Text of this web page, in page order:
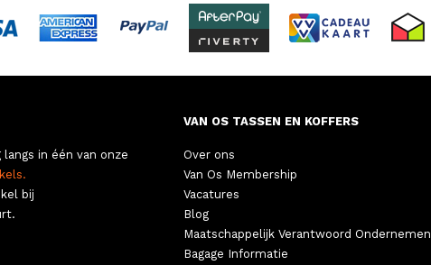
langs in één van onze
bij
VAN OS TASSEN EN KOFFERS
Over ons
Van Os Membership
Vacatures
Blog
Maatschappelijk Verantwoord Ondernemen
Bagage Informatie